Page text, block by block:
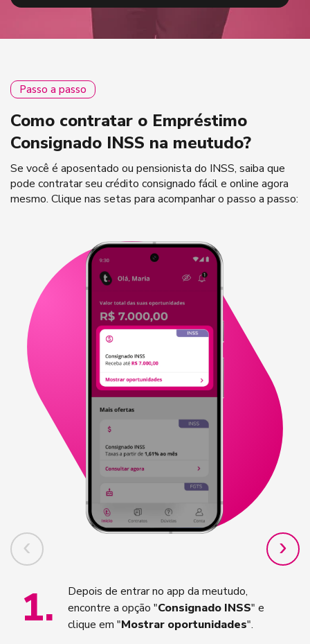
Passo a passo
Como contratar o Empréstimo
Consignado INSS na meutudo?
Se você é aposentado ou pensionista do INSS, saiba que
pode contratar seu crédito consignado fácil e online agora
mesmo. Clique nas setas para acompanhar o passo a passo:
1.
Depois de entrar no app da meutudo,
encontre a opção "Consignado INSS" e
clique em "Mostrar oportunidades".